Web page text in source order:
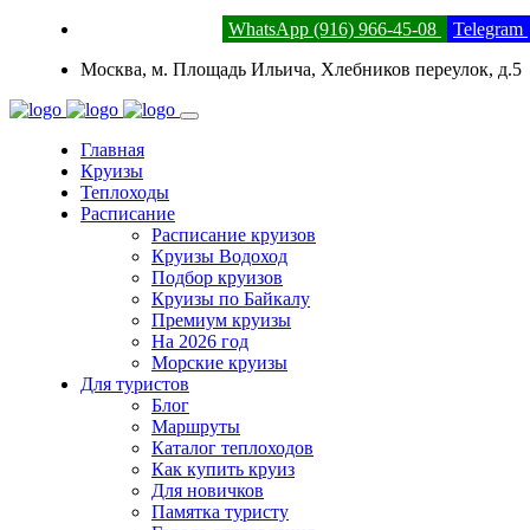
WhatsApp (916) 966-45-08 Telegram
Москва, м. Площадь Ильича, Хлебников переулок, д.5
Главная
Круизы
Теплоходы
Расписание
Расписание круизов
Круизы Водоход
Подбор круизов
Круизы по Байкалу
Премиум круизы
На 2026 год
Морские круизы
Для туристов
Блог
Маршруты
Каталог теплоходов
Как купить круиз
Для новичков
Памятка туристу